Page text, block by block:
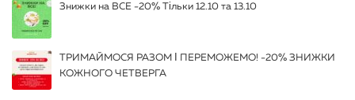
Знижки на ВСЕ -20% Тільки 12.10 та 13.10
ТРИМАЙМОСЯ РАЗОМ І ПЕРЕМОЖЕМО! -20% ЗНИЖКИ
КОЖНОГО ЧЕТВЕРГА